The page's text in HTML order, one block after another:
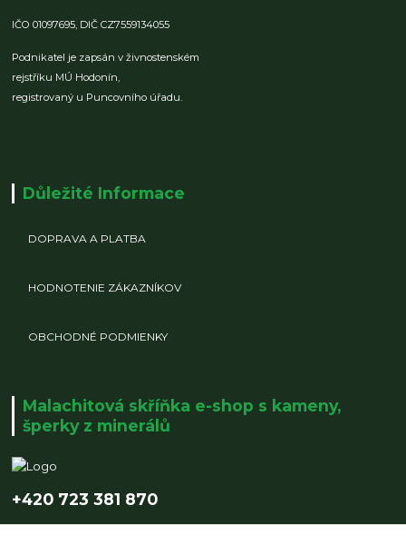
IČO 01097695, DIČ CZ7559134055
Podnikatel je zapsán v živnostenském
rejstříku MÚ Hodonín,
registrovaný u Puncovního úřadu.
Důležité Informace
DOPRAVA A PLATBA
HODNOTENIE ZÁKAZNÍKOV
OBCHODNÉ PODMIENKY
Malachitová skříňka e-shop s kameny,
šperky z minerálů
+420 723 381 870